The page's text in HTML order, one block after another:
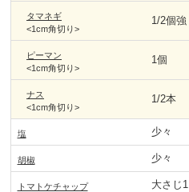
タマネギ
<1cm角切り>
1/2個強
ピーマン
<1cm角切り>
1個
ナス
<1cm角切り>
1/2本
塩 少々
胡椒 少々
トマトケチャップ 大さじ1